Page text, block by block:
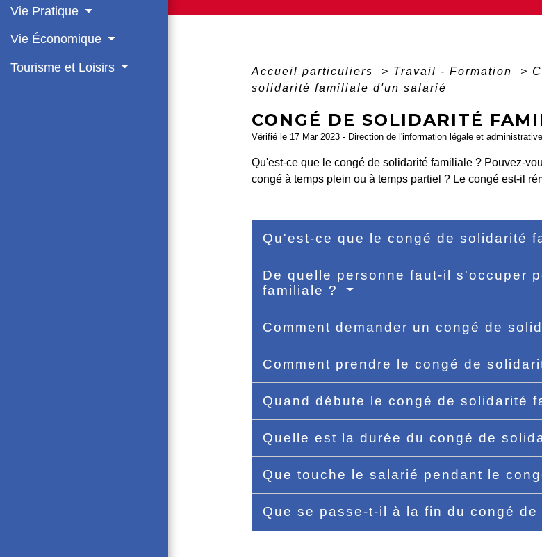
Vie Pratique
Vie Économique
Tourisme et Loisirs Accueil particuliers > Travail - Formation >
solidarité familiale d'un salarié
CONGÉ DE SOLIDARITÉ
Vérifié le 17 Mar 2023 - Direction de l'information légale et
Qu'est-ce que le congé de solidarité familiale ? Pouvez-
congé à temps plein ou à temps partiel ? Le congé est-il
Qu'est-ce que le congé de solidarité
De quelle personne faut-il s'occuper
familiale ?
Comment demander un congé de
Comment prendre le congé de
Quand débute le congé de solidarité
Quelle est la durée du congé de
Que touche le salarié pendant le
Que se passe-t-il à la fin du congé